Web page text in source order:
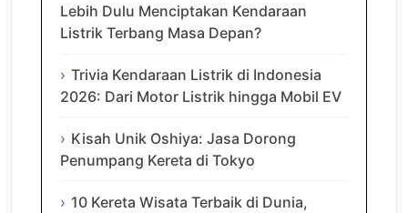
Lebih Dulu Menciptakan Kendaraan
Listrik Terbang Masa Depan?
Trivia Kendaraan Listrik di Indonesia
2026: Dari Motor Listrik hingga Mobil EV
Kisah Unik Oshiya: Jasa Dorong
Penumpang Kereta di Tokyo
10 Kereta Wisata Terbaik di Dunia,